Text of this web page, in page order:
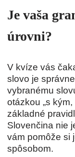
Je vaša
úrovni?
V kvíze vás
slovo je
vybranému
otázkou „s
základné
Slovenčina nie
vám pomôže si
spôsobom.